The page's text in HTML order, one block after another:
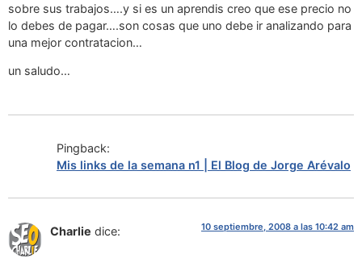
sobre sus trabajos….y si es un aprendis creo que ese precio no
lo debes de pagar….son cosas que uno debe ir analizando para
una mejor contratacion…
un saludo…
Pingback:
Mis links de la semana n1 | El Blog de Jorge Arévalo
Charlie dice: 10 septiembre, 2008 a las 10:42 am